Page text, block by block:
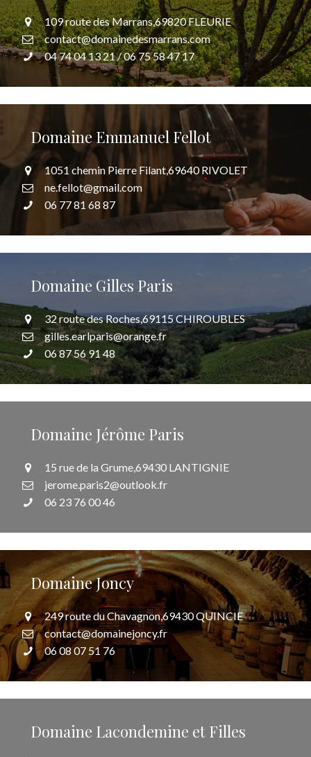
109 route des Marrans,69820 FLEURIE
contact@domainedesmarrans.com
04 74 04 13 21 / 06 75 58 47 17
Domaine Emmanuel Fellot
1051 chemin Pierre Filant,69640 RIVOLET
ne.fellot@gmail.com
06 77 81 68 87
Domaine Gilles Paris
32 route des Roches,69115 CHIROUBLES
gilles.earlparis@orange.fr
06 87 56 91 48
Domaine Jérôme Paris
15 rue de la Grume,69430 LANTIGNIE
jerome.paris2@outlook.fr
06 23 76 00 46
Domaine Joncy
249 route du Chavagnon,69430 QUINCIE
contact@domainejoncy.fr
06 08 07 51 76
Domaine Lacondemine et Filles